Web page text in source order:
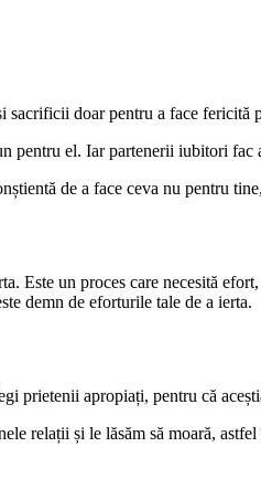
doar pentru a face fericită
pentru el. Iar partenerii iubitori
de a face ceva nu pentru
Este un proces care necesită
demn de eforturile tale de a ierta.
prietenii apropiați, pentru că
relații și le lăsăm să moară,